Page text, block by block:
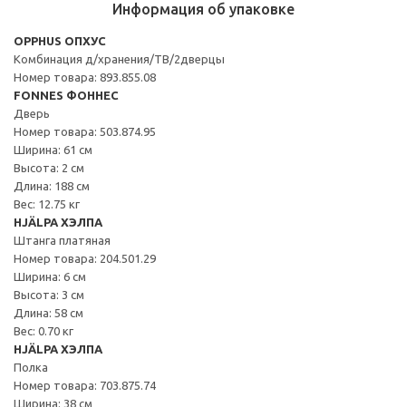
Информация об упаковке
OPPHUS ОПХУС
Комбинация д/хранения/ТВ/2дверцы
Номер товара: 893.855.08
FONNES ФОННЕС
Дверь
Номер товара: 503.874.95
Ширина: 61 см
Высота: 2 см
Длина: 188 см
Вес: 12.75 кг
HJÄLPA ХЭЛПА
Штанга платяная
Номер товара: 204.501.29
Ширина: 6 см
Высота: 3 см
Длина: 58 см
Вес: 0.70 кг
HJÄLPA ХЭЛПА
Полка
Номер товара: 703.875.74
Ширина: 38 см